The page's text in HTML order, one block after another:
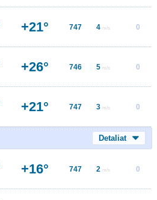
+21° 747 4 m/s 0
+26° 746 5 m/s 0
+21° 747 3 m/s 0
Detaliat
+16° 747 2 m/s 0